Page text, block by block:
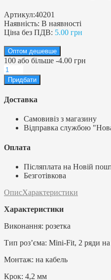
Артикул:40201
Наявність: В наявності
Ціна без ПДВ: 5.00 грн
Оптом дешевше
100 або більше -4.00 грн
Доставка
Самовивіз з магазину
Відправка службою
Оплата
Післяплата на Новій
Безготівкова
ОписХарактеристики
Характеристики
Виконання: розетка
Тип роз’єма: Mini-Fit, 2 ряди на
Монтаж: на кабель
Крок: 4,2 мм